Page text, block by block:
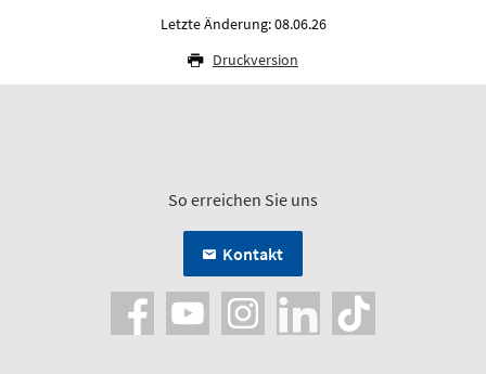
Letzte Änderung: 08.06.26
Druckversion
So erreichen Sie uns
Kontakt